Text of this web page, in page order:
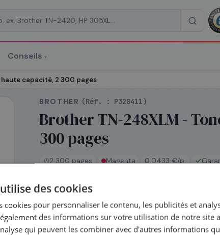
Conseils ▾
capacité, 2 300 pages
BROTHER (Réf. : P328411)
Brother TN-248XLM -
300 pages
2 300 pages Magenta 0,0433 €/p.
Expédié le jour même — commandez avant 14h
Coût par impression :0,0433€
des cookies
cookies pour personnaliser le contenu, les publicités et
des informations sur votre utilisation de notre site
qui peuvent les combiner avec d'autres informations